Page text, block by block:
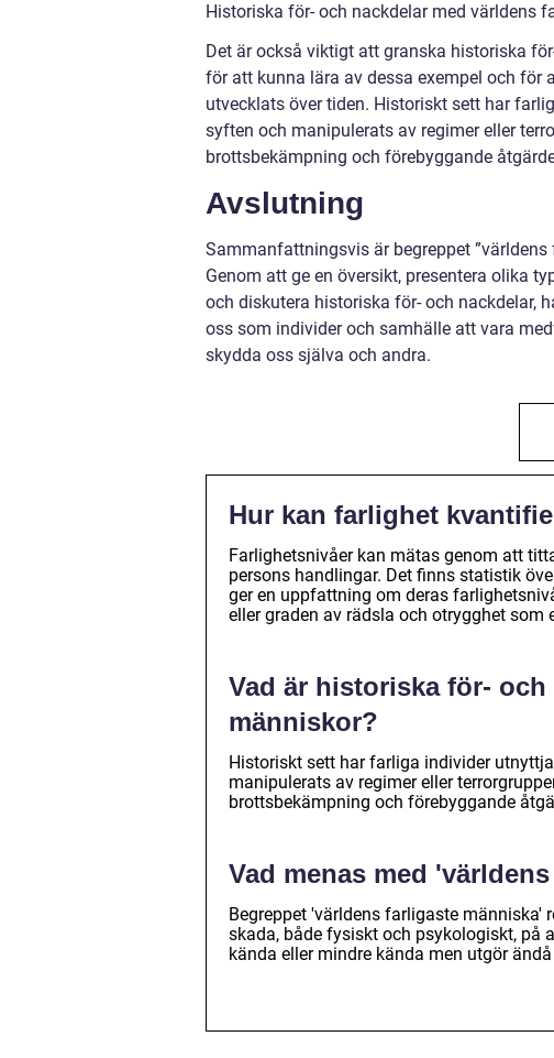
Historiska för- och nackdelar med världens
Det är också viktigt att granska historiska
för att kunna lära av dessa exempel och
utvecklats över tiden. Historiskt sett har
syften och manipulerats av regimer eller
brottsbekämpning och förebyggande
Avslutning
Sammanfattningsvis är begreppet
Genom att ge en översikt, presentera olika
och diskutera historiska för- och nackdelar,
oss som individer och samhälle att vara
skydda oss själva och andra.
Hur kan farlighet
Farlighetsnivåer kan mätas genom att
persons handlingar. Det finns statistik
ger en uppfattning om deras
eller graden av rädsla och otrygghet som
Vad är historiska för-
människor?
Historiskt sett har farliga individer
manipulerats av regimer eller
brottsbekämpning och förebyggande
Vad menas med
Begreppet 'världens farligaste
skada, både fysiskt och psykologiskt, på
kända eller mindre kända men utgör